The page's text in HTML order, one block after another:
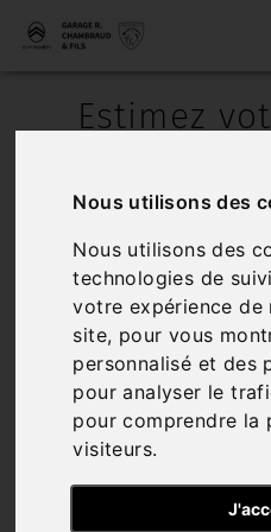
Nous utilisons des
Nous utilisons des
technologies de
votre expérience
site, pour vous
personnalisé et des
pour analyser le
pour comprendre la
visiteurs.
Estimez
Votre
Citroën à
dans la